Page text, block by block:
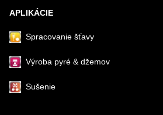
APLIKÁCIE
Spracovanie šťavy
Výroba pyré & džemov
Sušenie